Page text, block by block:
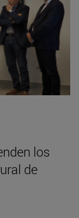
los
de